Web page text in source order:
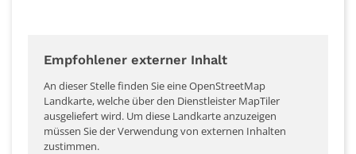
Empfohlener externer Inhalt
An dieser Stelle finden Sie eine OpenStreetMap
Landkarte, welche über den Dienstleister MapTiler
ausgeliefert wird. Um diese Landkarte anzuzeigen
müssen Sie der Verwendung von externen Inhalten
zustimmen.